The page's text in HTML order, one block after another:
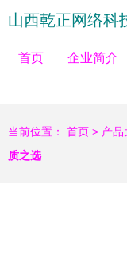
山西乾正网络科
首页 企业简介
当前位置： 首页 > 产品
质之选